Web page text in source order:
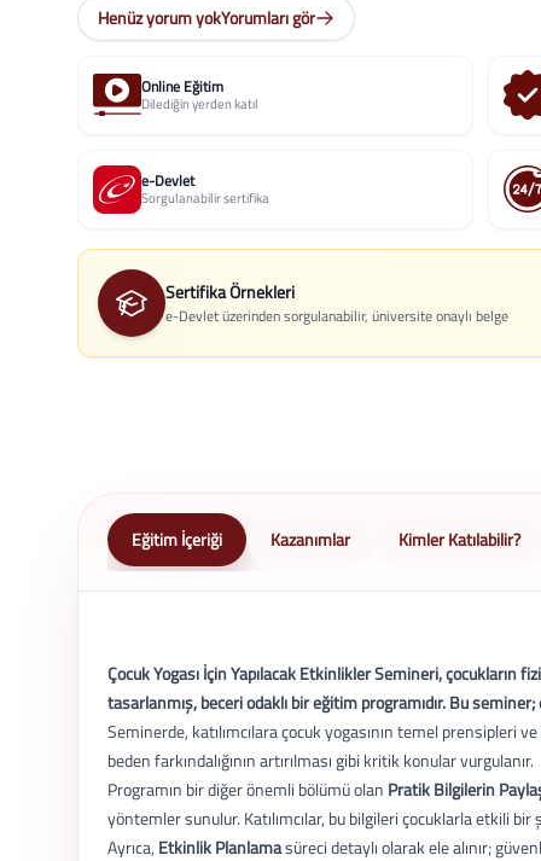
Henüz yorum yokYorumları gör
Online Eğitim
Dilediğin yerden katıl
e-Devlet
Sorgulanabilir sertifika
Sertifika Örnekleri
e-Devlet üzerinden sorgulanabilir, üniversite onaylı belge
Eğitim İçeriği Kazanımlar Kimler Katılabilir?
Çocuk Yogası İçin Yapılacak Etkinlikler Semineri,
tasarlanmış, beceri odaklı bir eğitim programıdır. Bu
Seminerde, katılımcılara çocuk yogasının temel prensipleri
beden farkındalığının artırılması gibi kritik konular vurgulanır.
Programın bir diğer önemli bölümü olan Pratik Bilgilerin
yöntemler sunulur. Katılımcılar, bu bilgileri çocuklarla etkili
Ayrıca, Etkinlik Planlamasüreci detaylı olarak ele alınır;